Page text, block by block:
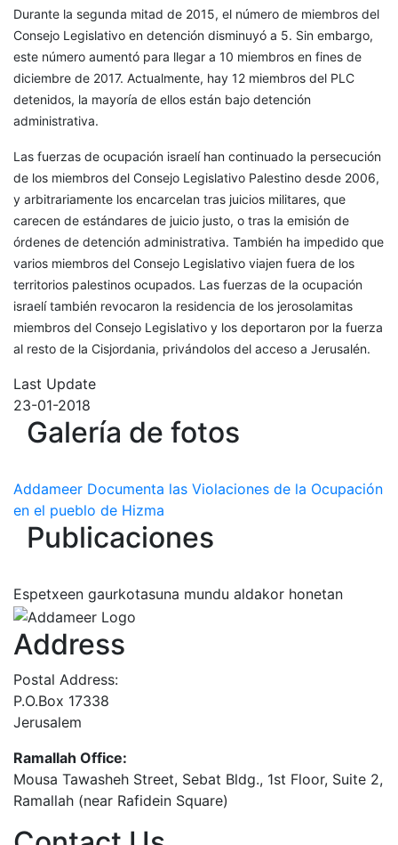
Durante la segunda mitad de 2015, el número de miembros del
Consejo Legislativo en detención disminuyó a 5. Sin embargo,
este número aumentó para llegar a 10 miembros en fines de
diciembre de 2017. Actualmente, hay 12 miembros del PLC
detenidos, la mayoría de ellos están bajo detención
administrativa.
Las fuerzas de ocupación israelí han continuado la persecución
de los miembros del Consejo Legislativo Palestino desde 2006,
y arbitrariamente los encarcelan tras juicios militares, que
carecen de estándares de juicio justo, o tras la emisión de
órdenes de detención administrativa. También ha impedido que
varios miembros del Consejo Legislativo viajen fuera de los
territorios palestinos ocupados. Las fuerzas de la ocupación
israelí también revocaron la residencia de los jerosolamitas
miembros del Consejo Legislativo y los deportaron por la fuerza
al resto de la Cisjordania, privándolos del acceso a Jerusalén.
Last Update
23-01-2018
Galería de fotos
Addameer Documenta las Violaciones de la Ocupación
en el pueblo de Hizma
Publicaciones
Espetxeen gaurkotasuna mundu aldakor honetan
Address
Postal Address:
P.O.Box 17338
Jerusalem
Ramallah Office:
Mousa Tawasheh Street, Sebat Bldg., 1st Floor, Suite 2,
Ramallah (near Rafidein Square)